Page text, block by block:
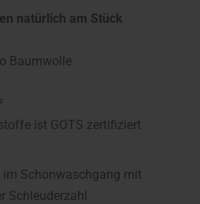
natürlich am Stück
Baumwolle
ist GOTS zertifiziert
im Schonwaschgang mit
Schleuderzahl